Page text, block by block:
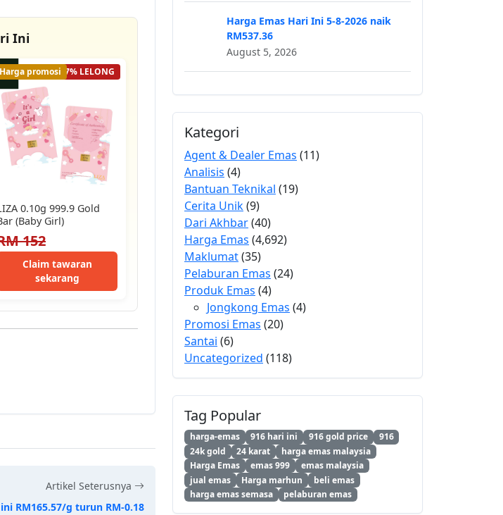
Ini
17% LELONG
Harga promosi
0.10g 999.9 Gold
(Baby Girl)
152
Claim tawaran
sekarang
Artikel Seterusnya
RM165.57/g turun RM-0.18
Harga Emas Hari Ini 5-8-2026 naik
RM537.36
August 5, 2026
Kategori
Agent & Dealer Emas (11)
Analisis (4)
Bantuan Teknikal (19)
Cerita Unik(9)
Dari Akhbar(40)
Harga Emas (4,692)
Maklumat(35)
Pelaburan Emas (24)
Produk Emas (4)
Jongkong Emas (4)
Promosi Emas (20)
Santai (6)
Uncategorized (118)
Tag Popular
harga-emas 916 hari ini 916 gold price
916
24k gold
24 karat
harga emas malaysia
Harga Emas
emas 999
emas malaysia
jual emas
Harga marhun
beli emas
harga emas semasa
pelaburan emas